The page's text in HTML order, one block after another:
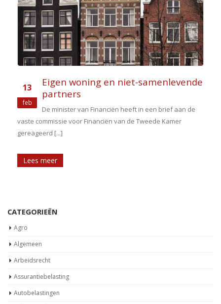
13
feb
Eigen woning en niet-samenlevende
partners
De minister van Financiën heeft in een brief aan de
vaste commissie voor Financiën van de Tweede Kamer
gereageerd [...]
Lees meer
CATEGORIEËN
Agro
Algemeen
Arbeidsrecht
Assurantiebelasting
Autobelastingen